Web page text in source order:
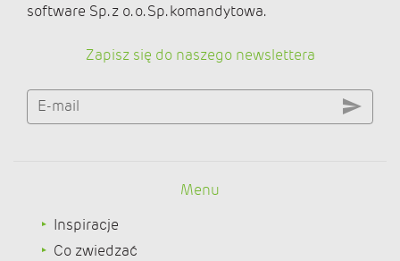
software Sp. z o. o. Sp. komandytowa.
Zapisz się do naszego newslettera
E-mail
Menu
Inspiracje
Co zwiedzać